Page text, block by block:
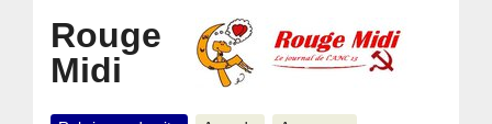
Rouge
Midi